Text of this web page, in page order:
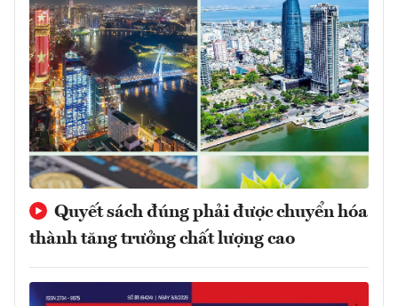
Quyết sách đúng phải được chuyển hóa
thành tăng trưởng chất lượng cao